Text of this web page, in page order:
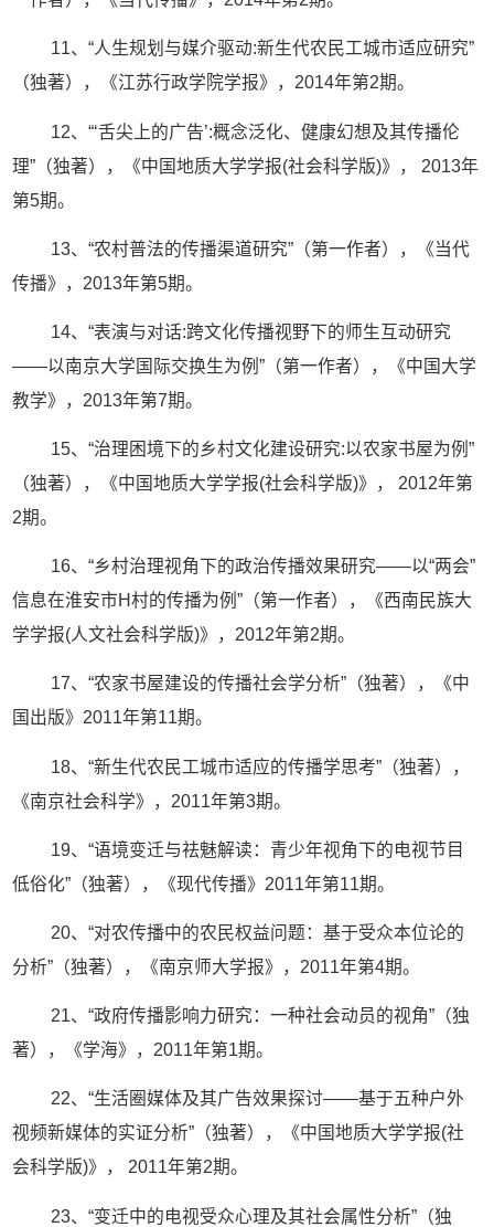
11、“人生规划与媒介驱动:新生代农民工城市适应研究”
（独著），《江苏行政学院学报》，2014年第2期。
12、“‘舌尖上的广告’:概念泛化、健康幻想及其传播伦
理”（独著），《中国地质大学学报(社会科学版)》， 2013年
第5期。
13、“农村普法的传播渠道研究”（第一作者），《当代
传播》，2013年第5期。
14、“表演与对话:跨文化传播视野下的师生互动研究
——以南京大学国际交换生为例”（第一作者），《中国大学
教学》，2013年第7期。
15、“治理困境下的乡村文化建设研究:以农家书屋为例”
（独著），《中国地质大学学报(社会科学版)》， 2012年第
2期。
16、“乡村治理视角下的政治传播效果研究——以“两会”
信息在淮安市H村的传播为例”（第一作者），《西南民族大
学学报(人文社会科学版)》，2012年第2期。
17、“农家书屋建设的传播社会学分析”（独著），《中
国出版》2011年第11期。
18、“新生代农民工城市适应的传播学思考”（独著），
《南京社会科学》，2011年第3期。
19、“语境变迁与祛魅解读：青少年视角下的电视节目
低俗化”（独著），《现代传播》2011年第11期。
20、“对农传播中的农民权益问题：基于受众本位论的
分析”（独著），《南京师大学报》，2011年第4期。
21、“政府传播影响力研究：一种社会动员的视角”（独
著），《学海》，2011年第1期。
22、“生活圈媒体及其广告效果探讨——基于五种户外
视频新媒体的实证分析”（独著），《中国地质大学学报(社
会科学版)》， 2011年第2期。
23、“变迁中的电视受众心理及其社会属性分析”（独